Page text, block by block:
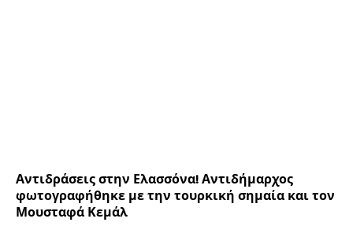
Αντιδράσεις στην Ελασσόνα! Αντιδήμαρχος
φωτογραφήθηκε με την τουρκική σημαία και τον
Μουσταφά Κεμάλ